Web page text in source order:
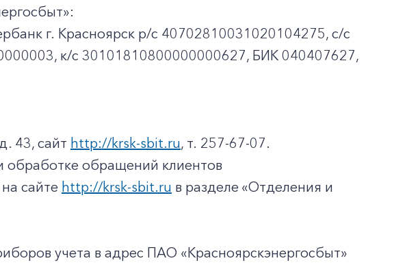
г. Красноярск p/c 40702810031020104275, с/с
к/c 30101810800000000627, БИК 040407627,
43, сайт http://krsk-sbit.ru, т. 257-67-07.
обращений клиентов
сайте http://krsk-sbit.ru в разделе «Отделения и
учета в адрес ПАО «Красноярскэнергосбыт»